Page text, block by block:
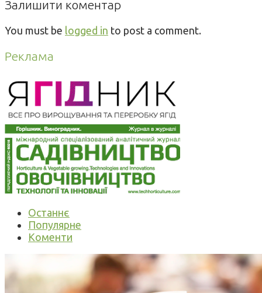
Залишити коментар
You must be logged in to post a comment.
Реклама
Останнє
Популярне
Коменти